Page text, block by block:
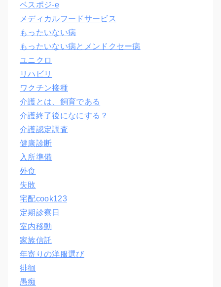
ベスポジ-e
メディカルフードサービス
もったいない病
もったいない病とメンドクセー病
ユニクロ
リハビリ
ワクチン接種
介護とは、飼育である
介護終了後になにする？
介護認定調査
健康診断
入所準備
外食
失敗
宅配cook123
定期診察日
室内移動
家族信託
年寄りの洋服選び
徘徊
愚痴